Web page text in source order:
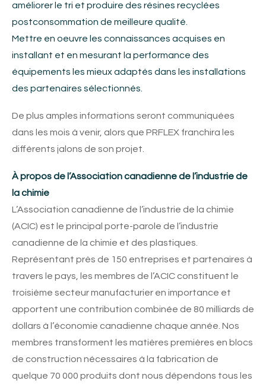
améliorer le tri et produire des résines recyclées
postconsommation de meilleure qualité.
Mettre en oeuvre les connaissances acquises en
installant et en mesurant la performance des
équipements les mieux adaptés dans les installations
des partenaires sélectionnés.
De plus amples informations seront communiquées
dans les mois à venir, alors que PRFLEX franchira les
différents jalons de son projet.
À propos de l’Association canadienne de l’industrie de
la chimie
L’Association canadienne de l’industrie de la chimie
(ACIC) est le principal porte-parole de l’industrie
canadienne de la chimie et des plastiques.
Représentant près de 150 entreprises et partenaires à
travers le pays, les membres de l’ACIC constituent le
troisième secteur manufacturier en importance et
apportent une contribution combinée de 80 milliards de
dollars à l’économie canadienne chaque année. Nos
membres transforment les matières premières en blocs
de construction nécessaires à la fabrication de
quelque 70 000 produits dont nous dépendons tous les